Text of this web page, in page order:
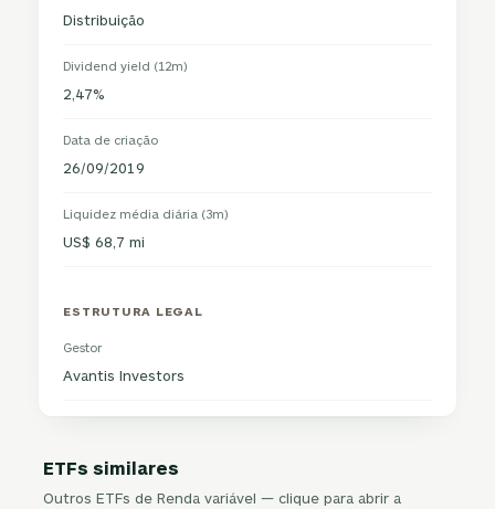
Distribuição
Dividend yield (12m)
2,47%
Data de criação
26/09/2019
Liquidez média diária (3m)
US$ 68,7 mi
ESTRUTURA LEGAL
Gestor
Avantis Investors
ETFs similares
Outros ETFs de Renda variável — clique para abrir a